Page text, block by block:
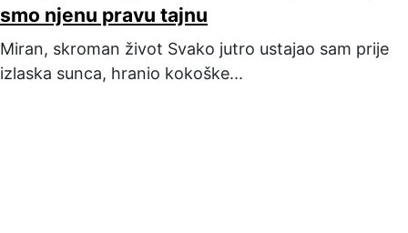
smo njenu pravu tajnu
Miran, skroman život Svako jutro ustajao sam prije
izlaska sunca, hranio kokoške...